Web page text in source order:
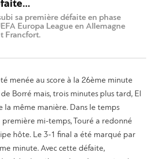
sa première défaite en phase
Europa League en Allemagne
Francfort.
menée au score à la 26ème minute
Borré mais, trois minutes plus tard, El
la même manière. Dans le temps
mi-temps, Touré a redonné
hôte. Le 3-1 final a été marqué par
minute. Avec cette défaite,